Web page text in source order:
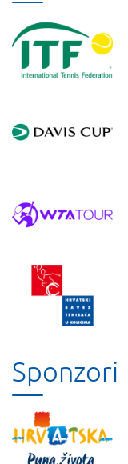
Sponzori